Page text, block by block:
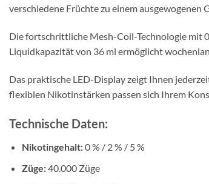
verschiedene Früchte zu einem
Die fortschrittliche Mesh-Coil-Technologie mit
Liquidkapazität von 36 ml ermöglicht
Das praktische LED-Display zeigt Ihnen
flexiblen Nikotinstärken passen sich Ihrem
Technische Daten:
Nikotingehalt:0 % / 2 % / 5 %
Züge:40.000 Züge